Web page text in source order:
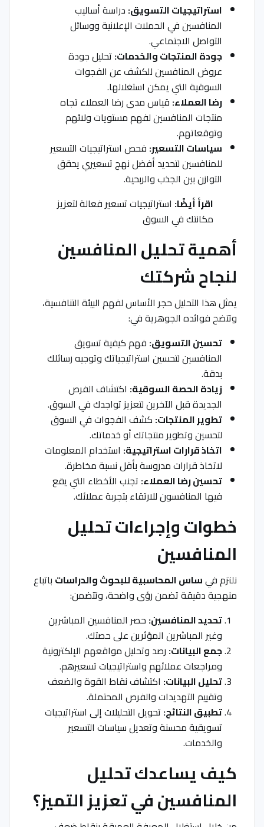
استراتيجيات التسويق:دراسة أساليب
المنافسين في الحملات الإعلانية ووسائل
التواصل الاجتماعي.
جودة المنتجات والخدمات:تحليل جودة
عروض المنافسين للكشف عن الفجوات
السوقية التي يمكن استغلالها.
رضا العملاء:قياس مدى رضا العملاء تجاه
منتجات المنافسين لفهم مستويات ولائهم
وتوقعاتهم.
سياسات التسعير:فحص استراتيجيات التسعير
للمنافسين لتحديد أفضل نهج تسعيري يحقق
التوازن بين الجذب والربحية.
اقرأ أيضًا: استراتيجيات تسعير فعالة لتعزيز
مكانتك في السوق
أهمية تحليل المنافسين
لنجاح شركتك
يمثل هذا التحليل حجر الأساس لفهم البيئة التنافسية،
وتتضح فوائده الجوهرية في:
تحسين التسويق:فهم كيفية تسويق
المنافسين لتحسين استراتيجياتك وتوجيه رسائلك
بدقة.
زيادة الحصة السوقية:اكتشاف الفرص
الجديدة قبل الآخرين لتعزيز تواجدك في السوق.
تطوير المنتجات:كشف الفجوات في السوق
لتحسين وتطوير منتجاتك أو خدماتك.
اتخاذ قرارات استراتيجية:استخدام المعلومات
لاتخاذ قرارات مدروسة بأقل نسبة مخاطرة.
تحسين رضا العملاء:تجنب الأخطاء التي يقع
فيها المنافسون للارتقاء بتجربة عملائك.
خطوات وإجراءات تحليل
المنافسين
نلتزم فيساس المحاسبية للبحوث والدراساتباتباع
منهجية دقيقة تضمن رؤى واضحة، وتتضمن:
تحديد المنافسين:حصر المنافسين المباشرين
وغير المباشرين المؤثرين على حصتك.
جمع البيانات:رصد وتحليل مواقعهم الإلكترونية
ومراجعات عملائهم واستراتيجيات تسعيرهم.
تحليل البيانات:اكتشاف نقاط القوة والضعف
وتقييم التهديدات والفرص المحتملة.
تطبيق النتائج:تحويل التحليلات إلى استراتيجيات
تسويقية محسنة وتعديل سياسات التسعير
والخدمات.
كيف يساعدك تحليل
المنافسين في تعزيز التميز؟